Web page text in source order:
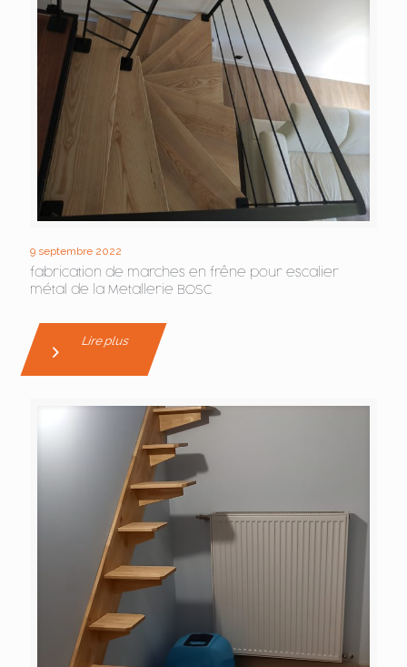
9 septembre 2022
fabrication de marches en frêne pour escalier
métal de la Metallerie BOSC
Lire plus